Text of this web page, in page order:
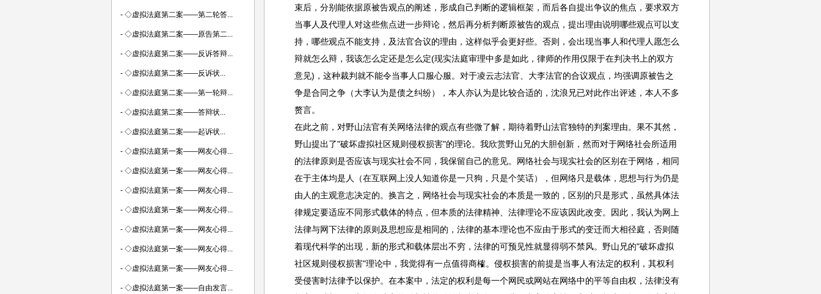
束后，分别能依据原被告观点的阐述，形成自己判断的逻辑框架，而后各自提出争议的焦点，要求双方
当事人及代理人对这些焦点进一步辩论，然后再分析判断原被告的观点，提出理由说明哪些观点可以支
持，哪些观点不能支持，及法官合议的理由，这样似乎会更好些。否则，会出现当事人和代理人愿怎么
辩就怎么辩，我该怎么定还是怎么定(现实法庭审理中多是如此，律师的作用仅限于在判决书上的双方
意见)，这种裁判就不能令当事人口服心服。对于凌云志法官、大李法官的合议观点，均强调原被告之
争是合同之争（大李认为是债之纠纷），本人亦认为是比较合适的，沈浪兄已对此作出评述，本人不多
赘言。
在此之前，对野山法官有关网络法律的观点有些微了解，期待着野山法官独特的判案理由。果不其然，
野山提出了"破坏虚拟社区规则侵权损害"的理论。我欣赏野山兄的大胆创新，然而对于网络社会所适用
的法律原则是否应该与现实社会不同，我保留自己的意见。网络社会与现实社会的区别在于网络，相同
在于主体均是人（在互联网上没人知道你是一只狗，只是个笑话），但网络只是载体，思想与行为仍是
由人的主观意志决定的。换言之，网络社会与现实社会的本质是一致的，区别的只是形式，虽然具体法
律规定要适应不同形式载体的特点，但本质的法律精神、法律理论不应该因此改变。因此，我认为网上
法律与网下法律的原则及思想应是相同的，法律的基本理论也不应由于形式的变迁而大相径庭，否则随
着现代科学的出现，新的形式和载体层出不穷，法律的可预见性就显得弱不禁风。野山兄的"破坏虚拟
社区规则侵权损害"理论中，我觉得有一点值得商榷。侵权损害的前提是当事人有法定的权利，其权利
受侵害时法律予以保护。在本案中，法定的权利是每一个网民或网站在网络中的平等自由权，法律没有
- ◇虚拟法庭第二案——第二轮答...
- ◇虚拟法庭第二案——原告第二...
- ◇虚拟法庭第二案——反诉答辩...
- ◇虚拟法庭第二案——反诉状...
- ◇虚拟法庭第二案——第一轮辩...
- ◇虚拟法庭第二案——答辩状...
- ◇虚拟法庭第二案——起诉状...
- ◇虚拟法庭第一案——网友心得...
- ◇虚拟法庭第一案——网友心得...
- ◇虚拟法庭第一案——网友心得...
- ◇虚拟法庭第一案——网友心得...
- ◇虚拟法庭第一案——网友心得...
- ◇虚拟法庭第一案——网友心得...
- ◇虚拟法庭第一案——网友心得...
- ◇虚拟法庭第一案——自由发言...